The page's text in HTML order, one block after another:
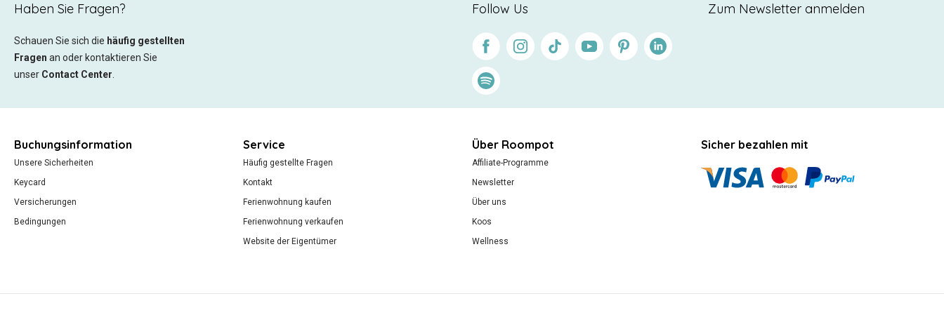
Haben Sie Fragen?
Schauen Sie sich die häufig gestellten
Fragen an oder kontaktieren Sie
unser Contact Center
Follow Us
FacebookInstagram
Tiktok YoutubePinterestLinkedin
Spotify
Zum Newsletter anmelden
Buchungsinformation
Unsere Sicherheiten
Keycard
Versicherungen
Bedingungen
Service
Häufig gestellte Fragen
Kontakt
Ferienwohnung kaufen
Ferienwohnung verkaufen
Website der Eigentümer
Über Roompot
Affiliate-Programme
Newsletter
Über uns
Koos
Wellness
Sicher bezahlen mit